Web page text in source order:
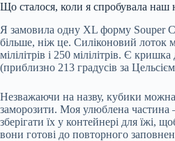
Що сталося, коли я спробувала наш
Я замовила одну XL форму Souper
більше, ніж це. Силіконовий лоток
мілілітрів і 250 мілілітрів. Є
(приблизно 213 градусів за
Незважаючи на назву, кубики можна
заморозити. Моя улюблена частина
зберігати їх у контейнері для
вони готові до повторного